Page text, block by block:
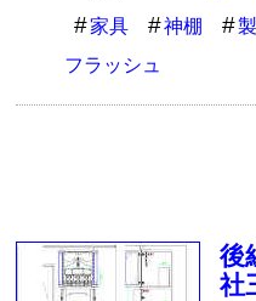
家具
神棚
フラッシュ
後
社